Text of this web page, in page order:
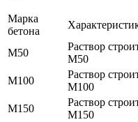
Марка
бетона
М50
Раствор
М50
М100
Раствор
М100
М150
Раствор
М150